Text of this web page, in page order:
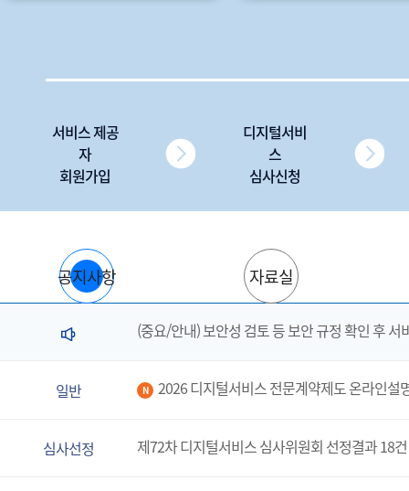
서비스 제공
자
회원가입
디지털서비
스
심사신청
공지사항 자료실
(중요/안내) 보안성 검토 등 보안 규정 확인 후 서
일반 N 2026 디지털서비스 전문계약제도 온라인설
심사선정 제72차 디지털서비스 심사위원회 선정결과 18건